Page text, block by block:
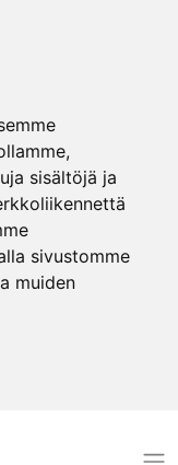
sisältöjä ja
sivustomme
muiden